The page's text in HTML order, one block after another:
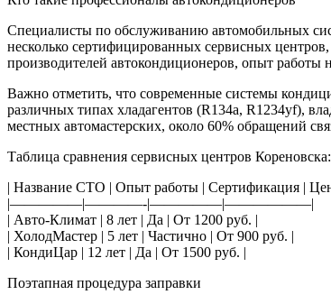
Специалисты по обслуживанию автомобильных
несколько сертифицированных сервисных
производителей автокондиционеров, опыт
Важно отметить, что современные системы
различных типах хладагентов (R134a, R1234yf),
местных автомастерских, около 60% обращений
Таблица сравнения сервисных центров Кореновска:
| Название СТО | Опыт работы | Сертификация |
|—————|————-|—————|——————|
| Авто-Климат | 8 лет | Да | От 1200 руб. |
| ХолодМастер | 5 лет | Частично | От 900 руб. |
| КондиЦар | 12 лет | Да | От 1500 руб. |
Поэтапная процедура заправки